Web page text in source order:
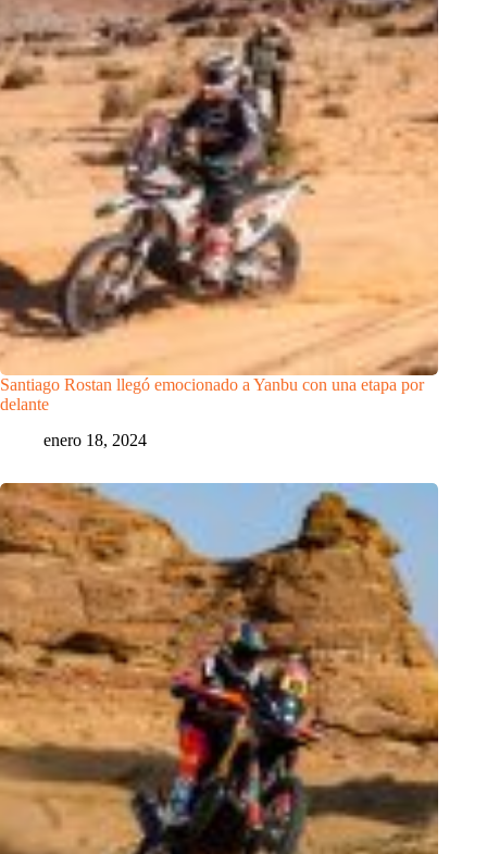
Santiago Rostan llegó emocionado a Yanbu con una etapa por
delante
enero 18, 2024